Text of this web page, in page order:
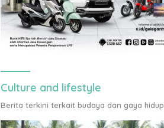
Culture and lifestyle
Berita terkini terkait budaya dan gaya hidup